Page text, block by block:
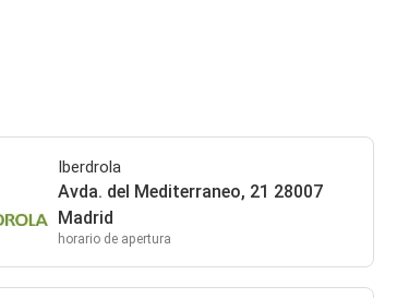
Iberdrola
Avda. del Mediterraneo, 21 28007
Madrid
horario de apertura